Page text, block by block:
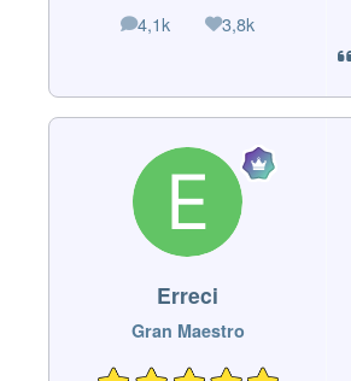
4,1k
messaggi3,8k
Reputazione
Erreci
Gran Maestro